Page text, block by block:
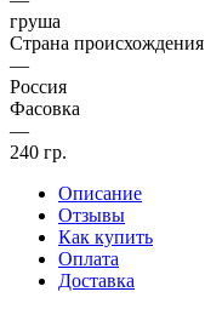
груша
Страна происхождения
—
Россия
Фасовка
—
240 гр.
Описание
Отзывы
Как купить
Оплата
Доставка